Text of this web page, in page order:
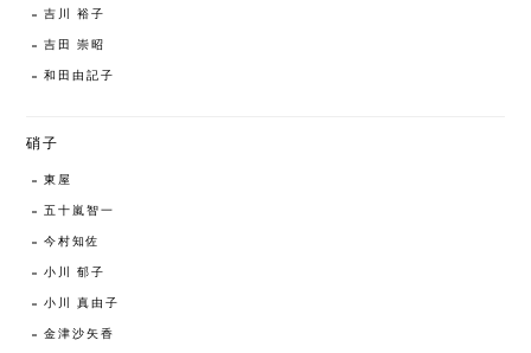
吉川 裕子
吉田 崇昭
和田由記子
硝子
東屋
五十嵐智一
今村知佐
小川 郁子
小川 真由子
金津沙矢香